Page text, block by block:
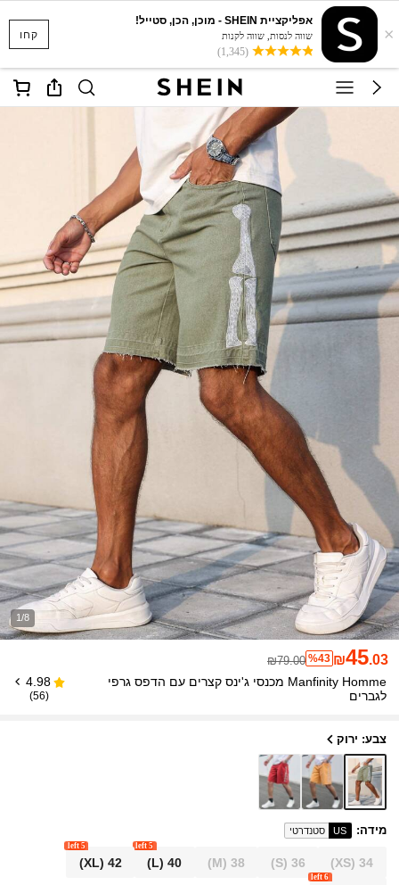
קחו ×
אפליקציית SHEIN - מוכן, הכן, סטייל!
שווה לנסות, שווה לקנות
(1,345)
1/8
₪45.03
%43
₪79.00
Manfinity Homme מכנסי ג'ינס קצרים עם הדפס גרפי
לגברים
4.98
(56)
צבע: ירוק
מידה:
US סטנדרטי
34
(XS)
36
(S)
38
(M)
40
(L)
5 left
42
(XL)
5 left
6 left